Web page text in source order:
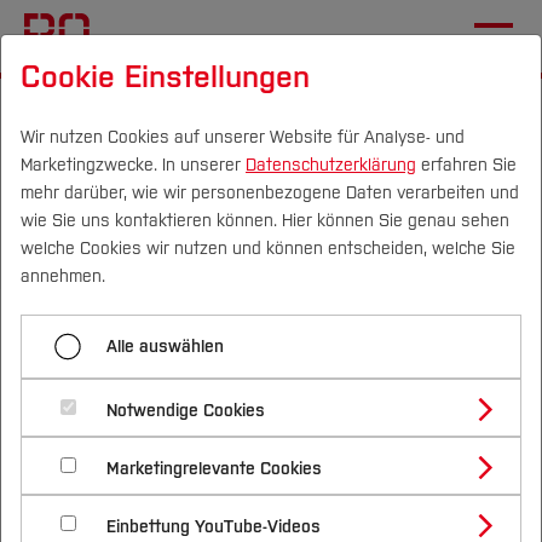
Campus Personen DE|EN Quicklinks
Studium
Studienangebote
Bachelorstudiengänge
Masterstudiengänge
Vor dem Studium
Bewerben & Einschreiben
Bewerbungsportal
Im Studium
Studienbüros und Prüfungen
Nach dem Studium
Forschung & Transfer
Profil
Forschungs- und Transferprofil
Schwerpunkte (FuT)
Beratung & Förderung
Nachhaltigkeit
Nachhaltigkeit studieren
International
hauptnavigation 3
Menü aufklappen
Quicklinks, Suche, etc.
hauptnavigation 1
hauptnavigation 2
hauptnavigation 3
Bewegung in bei hover in der
zweiten Ebene wurde geändert
(reduziert)
noch nachbessern
Cookie Einstellungen
Wir nutzen Cookies auf unserer Website für Analyse- und
Marketingzwecke. In unserer Datenschutzerklärung erfahren Sie
mehr darüber, wie wir personenbezogene Daten verarbeiten und
wie Sie uns kontaktieren können. Hier können Sie genau sehen
welche Cookies wir nutzen und können entscheiden, welche Sie
annehmen.
Alle auswählen
Notwendige Cookies
Marketingrelevante Cookies
Einbettung YouTube-Videos